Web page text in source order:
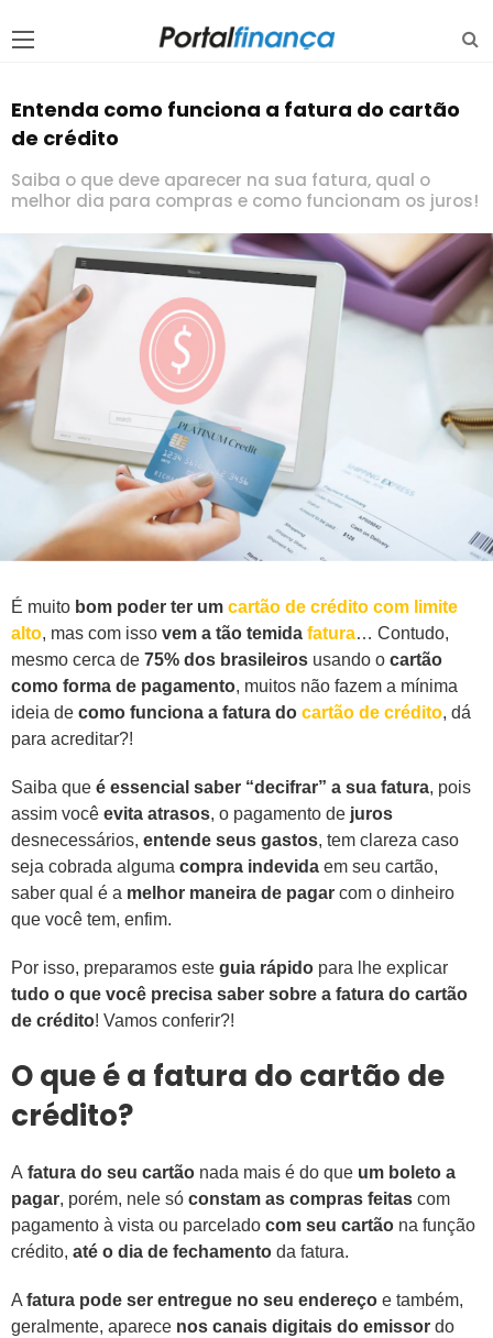
Entenda como funciona a fatura do cartão
de crédito
Saiba o que deve aparecer na sua fatura, qual o
melhor dia para compras e como funcionam os juros!
É muito bom poder ter um cartão de crédito com limite
alto, mas com isso vem a tão temida fatura… Contudo,
mesmo cerca de 75% dos brasileiros usando o cartão
como forma de pagamento, muitos não fazem a mínima
ideia de como funciona a fatura do cartão de crédito, dá
para acreditar?!
Saiba que é essencial saber “decifrar” a sua fatura, pois
assim você evita atrasos, o pagamento de juros
desnecessários, entende seus gastos, tem clareza caso
seja cobrada alguma compra indevida em seu cartão,
saber qual é a melhor maneira de pagar com o dinheiro
que você tem, enfim.
Por isso, preparamos este guia rápido para lhe explicar
tudo o que você precisa saber sobre a fatura do cartão
de crédito! Vamos conferir?!
O que é a fatura do cartão de
crédito?
A fatura do seu cartão nada mais é do que um boleto a
pagar, porém, nele só constam as compras feitas com
pagamento à vista ou parcelado com seu cartão na função
crédito, até o dia de fechamento da fatura.
A fatura pode ser entregue no seu endereço e também,
geralmente, aparece nos canais digitais do emissor do